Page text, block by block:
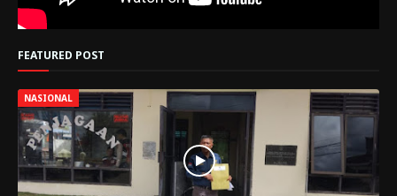
FEATURED POST
NASIONAL